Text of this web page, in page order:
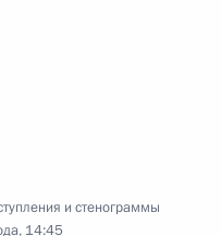
и стенограммы
14:45